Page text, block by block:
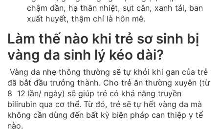
chậm dần, hạ thân nhiệt, sụt cân, xanh tái, ban
xuất huyết, thậm chí là hôn mê.
Làm thế nào khi trẻ sơ sinh bị
vàng da sinh lý kéo dài?
Vàng da nhẹ thông thường sẽ tự khỏi khi gan của trẻ
đã bắt đầu trưởng thành. Cho trẻ ăn thường xuyên (từ
8 12 lần/ ngày) sẽ giúp trẻ có khả năng truyền
bilirubin qua cơ thể. Từ đó, trẻ sẽ tự hết vàng da mà
không cần dùng đến bất kỳ biện pháp can thiệp y tế
nào.